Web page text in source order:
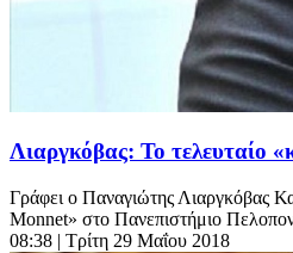
Λιαργκόβας: Το τελευταίο
Γράφει ο Παναγιώτης Λιαργκόβας
Monnet» στο Πανεπιστήμιο
08:38 | Τρίτη 29 Μαΐου 2018